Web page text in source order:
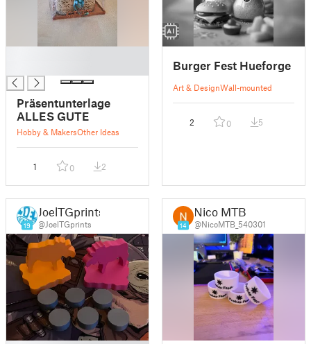
Präsentunterlage
ALLES GUTE
Hobby & MakersOther Ideas
1 0 2
Burger Fest Hueforge
Art & DesignWall-mounted
2 0 5
19
JoelTGprints
@JoelTGprints 14
Nico MTB
@NicoMTB_540301